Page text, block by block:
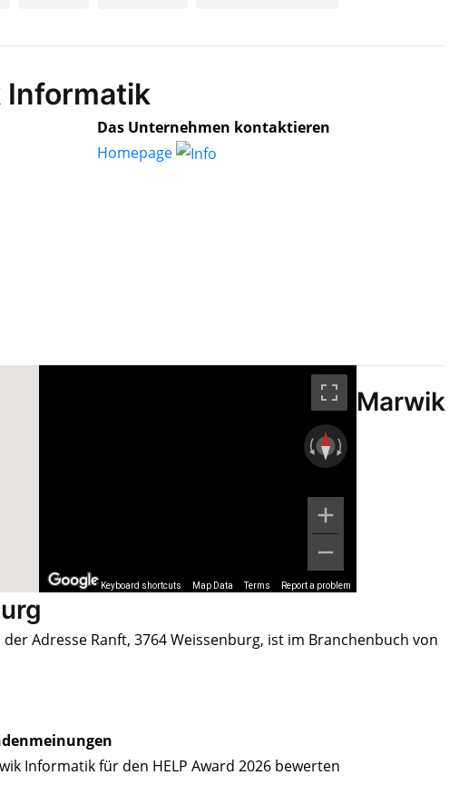
Informatik
Das Unternehmen kontaktieren
Homepage
Keyboard shortcuts Map Data Terms Report a problem
Marwik
Adresse Ranft, 3764 Weissenburg, ist im Branchenbuch von
Informatik für den HELP Award 2026 bewerten